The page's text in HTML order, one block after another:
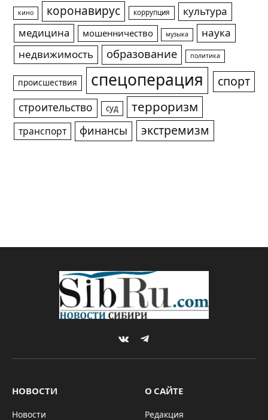
кино коронавирус коррупция
культура
медицина
мошенничество музыка
наука
недвижимость
образование политика
происшествия спецоперация спорт
строительство суд терроризм
транспорт финансы экстремизм
VKontakteTelegram
НОВОСТИ
Новости
О САЙТЕ
Редакция